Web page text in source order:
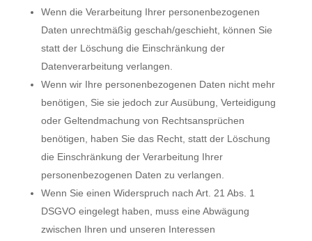
Wenn die Verarbeitung Ihrer personenbezogenen
Daten unrechtmäßig geschah/geschieht, können Sie
statt der Löschung die Einschränkung der
Datenverarbeitung verlangen.
Wenn wir Ihre personenbezogenen Daten nicht mehr
benötigen, Sie sie jedoch zur Ausübung, Verteidigung
oder Geltendmachung von Rechtsansprüchen
benötigen, haben Sie das Recht, statt der Löschung
die Einschränkung der Verarbeitung Ihrer
personenbezogenen Daten zu verlangen.
Wenn Sie einen Widerspruch nach Art. 21 Abs. 1
DSGVO eingelegt haben, muss eine Abwägung
zwischen Ihren und unseren Interessen